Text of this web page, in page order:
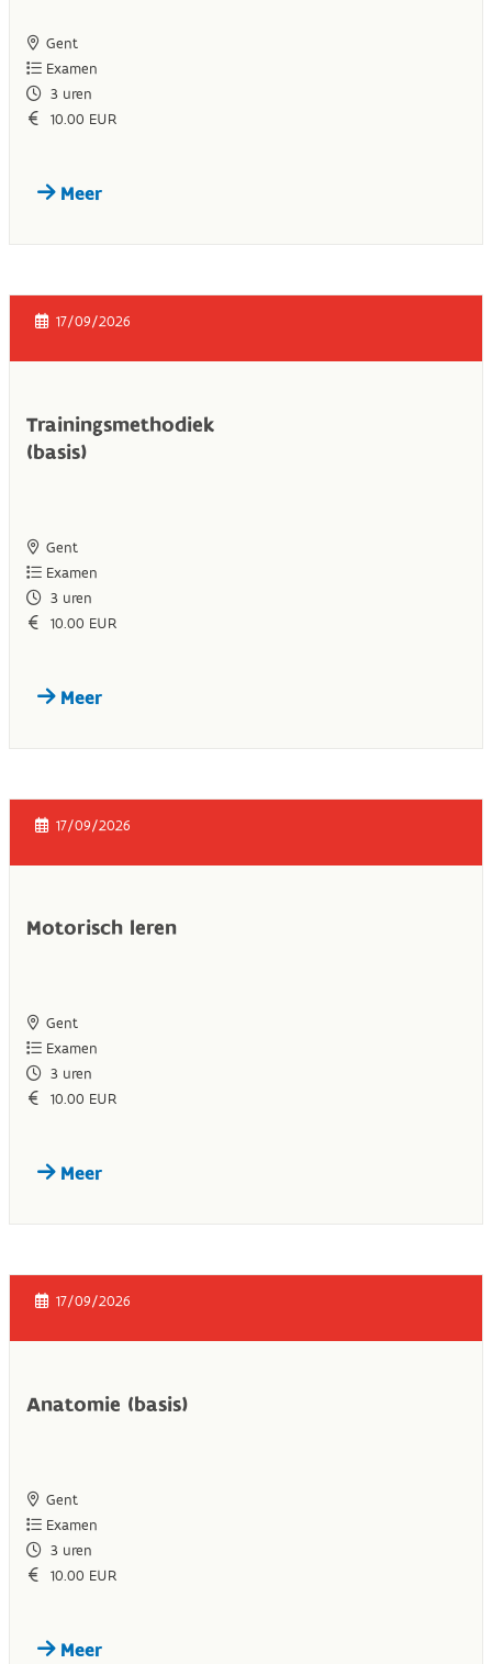
Gent
Examen
3 uren
10.00 EUR
Meer
17/09/2026
Trainingsmethodiek
(basis)
Gent
Examen
3 uren
10.00 EUR
Meer
17/09/2026
Motorisch leren
Gent
Examen
3 uren
10.00 EUR
Meer
17/09/2026
Anatomie (basis)
Gent
Examen
3 uren
10.00 EUR
Meer